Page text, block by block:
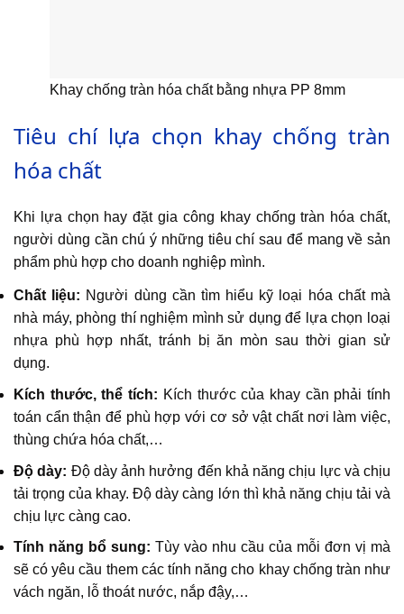
Khay chống tràn hóa chất bằng nhựa PP 8mm
Tiêu chí lựa chọn khay chống tràn
hóa chất
Khi lựa chọn hay đặt gia công khay chống tràn hóa chất,
người dùng cần chú ý những tiêu chí sau để mang về sản
phẩm phù hợp cho doanh nghiệp mình.
Chất liệu: Người dùng cần tìm hiểu kỹ loại hóa chất mà
nhà máy, phòng thí nghiệm mình sử dụng để lựa chọn loại
nhựa phù hợp nhất, tránh bị ăn mòn sau thời gian sử
dụng.
Kích thước, thể tích: Kích thước của khay cần phải tính
toán cẩn thận để phù hợp với cơ sở vật chất nơi làm việc,
thùng chứa hóa chất,…
Độ dày: Độ dày ảnh hưởng đến khả năng chịu lực và chịu
tải trọng của khay. Độ dày càng lớn thì khả năng chịu tải và
chịu lực càng cao.
Tính năng bổ sung: Tùy vào nhu cầu của mỗi đơn vị mà
sẽ có yêu cầu them các tính năng cho khay chống tràn như
vách ngăn, lỗ thoát nước, nắp đậy,…